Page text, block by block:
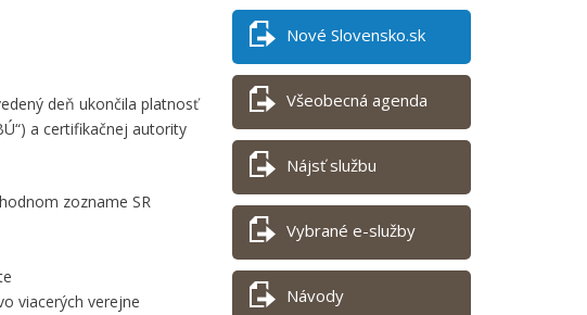
deň ukončila platnosť
a certifikačnej autority
zozname SR
viacerých verejne
Nové Slovensko.sk
Všeobecná agenda
Nájsť službu
Vybrané e-služby
Návody